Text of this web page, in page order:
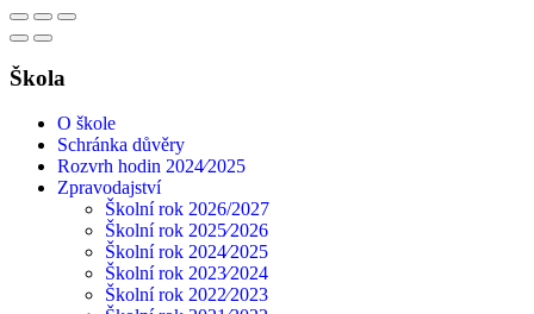
Škola
O škole
Schránka důvěry
Rozvrh hodin 2024⁄2025
Zpravodajství
Školní rok 2026/2027
Školní rok 2025⁄2026
Školní rok 2024⁄2025
Školní rok 2023⁄2024
Školní rok 2022⁄2023